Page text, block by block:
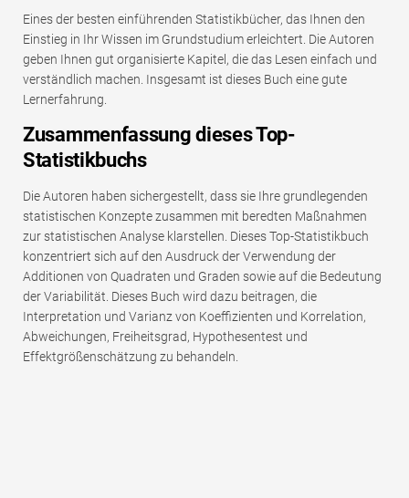
Eines der besten einführenden Statistikbücher, das Ihnen den
Einstieg in Ihr Wissen im Grundstudium erleichtert. Die Autoren
geben Ihnen gut organisierte Kapitel, die das Lesen einfach und
verständlich machen. Insgesamt ist dieses Buch eine gute
Lernerfahrung.
Zusammenfassung dieses Top-
Statistikbuchs
Die Autoren haben sichergestellt, dass sie Ihre grundlegenden
statistischen Konzepte zusammen mit beredten Maßnahmen
zur statistischen Analyse klarstellen. Dieses Top-Statistikbuch
konzentriert sich auf den Ausdruck der Verwendung der
Additionen von Quadraten und Graden sowie auf die Bedeutung
der Variabilität. Dieses Buch wird dazu beitragen, die
Interpretation und Varianz von Koeffizienten und Korrelation,
Abweichungen, Freiheitsgrad, Hypothesentest und
Effektgrößenschätzung zu behandeln.